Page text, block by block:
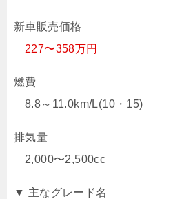
新車販売価格
227〜358万円
燃費
8.8～11.0km/L(10・15)
排気量
2,000〜2,500cc
▼ 主なグレード名